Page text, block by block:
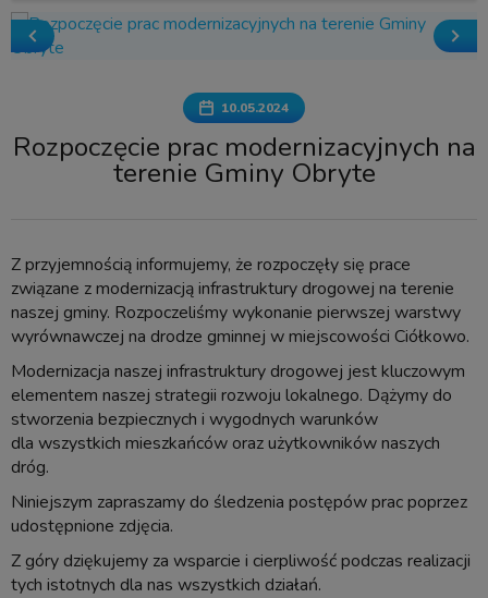
10.05.2024
Rozpoczęcie prac modernizacyjnych na
terenie Gminy Obryte
Z przyjemnością informujemy, że rozpoczęły się prace
związane z modernizacją infrastruktury drogowej na terenie
naszej gminy. Rozpoczeliśmy wykonanie pierwszej warstwy
wyrównawczej na drodze gminnej w miejscowości Ciółkowo.
Modernizacja naszej infrastruktury drogowej jest kluczowym
elementem naszej strategii rozwoju lokalnego. Dążymy do
stworzenia bezpiecznych i wygodnych warunków
dla wszystkich mieszkańców oraz użytkowników naszych
dróg.
Niniejszym zapraszamy do śledzenia postępów prac poprzez
udostępnione zdjęcia.
Z góry dziękujemy za wsparcie i cierpliwość podczas realizacji
tych istotnych dla nas wszystkich działań.